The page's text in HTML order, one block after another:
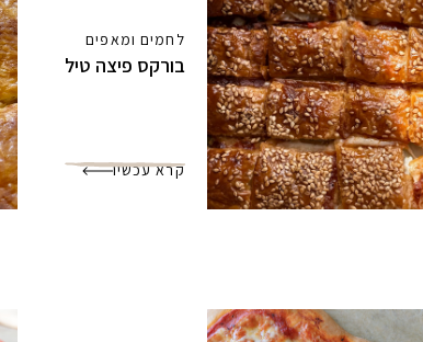
לחמים ומאפים
בורקס פיצה טיל
קרא עכשיו